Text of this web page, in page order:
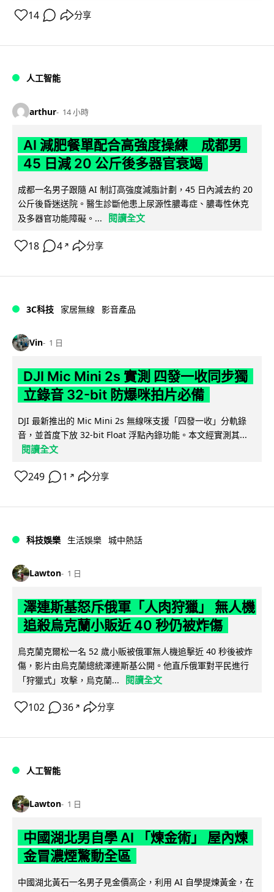
14 分享
人工智能
arthur 14 小時
AI 減肥餐單配合高強度操練 成都男
45 日減 20 公斤後多器官衰竭
成都一名男子跟隨 AI 制訂高強度減脂計劃，45 日內減去約 20
公斤後昏迷送院。醫生診斷他患上尿源性膿毒症、膿毒性休克
及多器官功能障礙。...
閱讀全文
18 4 ↗ 分享
3C科技 家居無線 影音產品
Vin 1 日
DJI Mic Mini 2s 實測 四發一收同步獨
立錄音 32-bit 防爆咪拍片必備
DJI 最新推出的 Mic Mini 2s 無線咪支援「四發一收」分軌錄
音，並首度下放 32-bit Float 浮點內錄功能。本文經實測其...
閱讀全文
249 1 ↗ 分享
科技娛樂 生活娛樂 城中熱話
Lawton 1 日
澤連斯基怒斥俄軍「人肉狩獵」 無人機
追殺烏克蘭小販近 40 秒仍被炸傷
烏克蘭克爾松一名 52 歲小販被俄軍無人機追擊近 40 秒後被炸
傷，影片由烏克蘭總統澤連斯基公開。他直斥俄軍對平民進行
「狩獵式」攻擊，烏克蘭...
閱讀全文
102 36 ↗ 分享
人工智能
Lawton 1 日
中國湖北男自學 AI 「煉金術」 屋內煉
金冒濃煙驚動全區
中國湖北黃石一名男子見金價高企，利用 AI 自學提煉黃金，在